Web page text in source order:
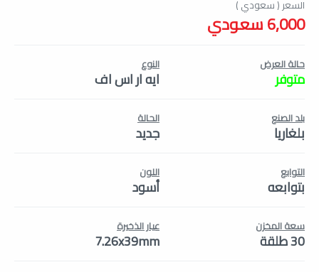
6,000 سعودي
حالة العرض
متوفر
النوع
ايه ار اس اف
بلد الصنع
بلغاريا
الحالة
جديد
التوابع
بتوابعه
اللون
أسود
سعة المخزن
30 طلقة
عيار الذخيرة
7.26x39mm